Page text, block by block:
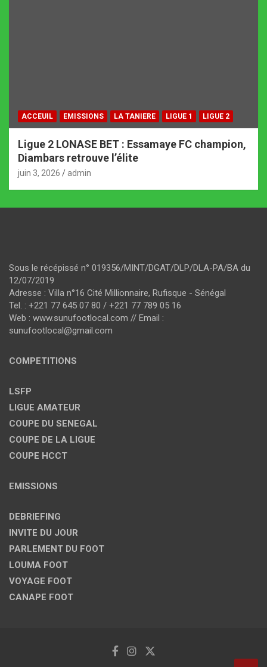
ACCEUIL EMISSIONS LA TANIERE LIGUE 1 LIGUE 2
Ligue 2 LONASE BET : Essamaye FC champion,
Diambars retrouve l’élite
juin 3, 2026 admin
Sous le récépissé n° 019356/MINT/DGAT/DLP/DLA-PA/BA du
12/07/2019
Adresse : Villa n°16 Cité Millionnaire, Rufisque - Sénégal
Tel. : +221 77 645 07 80 / +221 77 789 05 16
Web : www.sunufootlocal.com // Email :
sunufootlocal@gmail.com
COMPETITIONS
LSFP
LIGUE AMATEUR
COUPE DU SENEGAL
COUPE DE LA LIGUE
COUPE HCCT
EMISSIONS
DEBRIEFING
INVITE DU JOUR
PARLEMENT DU FOOT
LOUMA FOOT
VOYAGE FOOT
CANAPE FOOT